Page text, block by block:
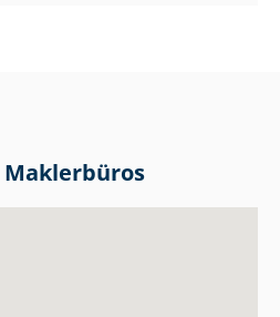
Maklerbüros